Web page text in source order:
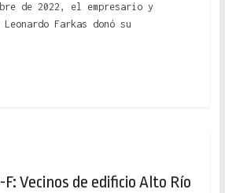
de 2022, el empresario y
Farkas donó su
F: Vecinos de edificio Alto Río